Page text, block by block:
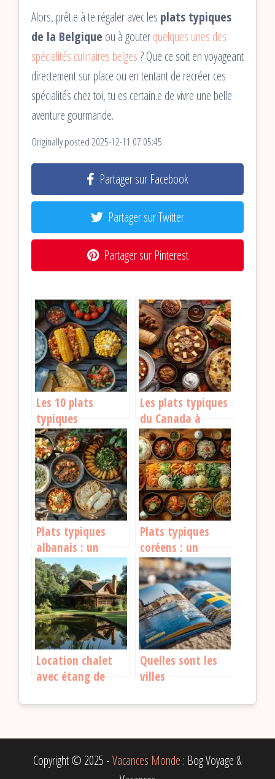
Alors, prêt.e à te régaler avec les plats typiques
de la Belgique ou à gouterquelques unes des
spécialités culinaires belges ? Que ce soit en voyageant
directement sur place ou en tentant de recréer ces
spécialités chez toi, tu es certain.e de vivre une belle
aventure gourmande.
Originally posted 2025-12-11 07:05:45.
Partager sur Facebook
Partager sur Twitter
Partager sur Pinterest
Les 10 plats
typiques
colombiens à
découvrir
absolument
Les plats typiques
du Canada à
découvrir
absolument
Plats typiques
albanais : un
voyage gustatif
incontournable
Plats typiques
coréens : un
voyage culinaire à
travers la Corée du
Sud
Location chalet
avec étang de
meilleures
découvrir
Quelles sont les
villes
découvrir en Suède
Copyright © 2025 -Vacances Monde : Bog Voyage &